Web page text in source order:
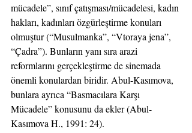
mücadele”, sınıf çatışması/mücadelesi, kadın
hakları, kadınları özgürleştirme konuları
olmuştur (“Musulmanka”, “Vtoraya jena”,
“Çadra”). Bunların yanı sıra arazi
reformlarını gerçekleştirme de sinemada
önemli konulardan biridir. Abul-Kasımova,
bunlara ayrıca “Basmacılara Karşı
Mücadele” konusunu da ekler (Abul-
Kasımova H., 1991: 24).